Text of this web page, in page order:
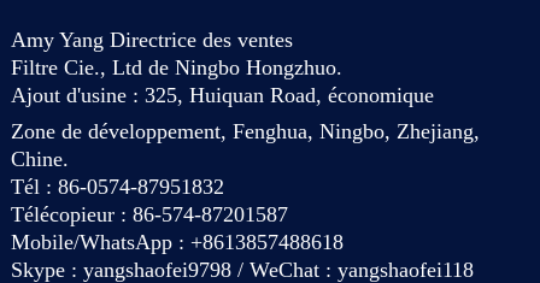
Amy Yang Directrice des ventes
Filtre Cie., Ltd de Ningbo Hongzhuo.
Ajout d'usine : 325, Huiquan Road, économique
Zone de développement, Fenghua, Ningbo, Zhejiang,
Chine.
Tél : 86-0574-87951832
Télécopieur : 86-574-87201587
Mobile/WhatsApp : +8613857488618
Skype : yangshaofei9798 / WeChat : yangshaofei118